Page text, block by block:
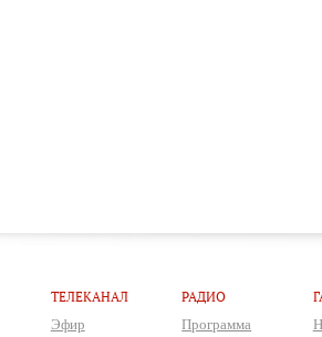
ТЕЛЕКАНАЛ
Эфир
РАДИО
Программа